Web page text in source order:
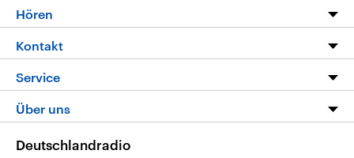
Programm
Die Nachrichten
Nachrichtenleicht
Neue Beiträge auf dlf.de
Hören
Livestream
Podcasts
Deutschlandfunk App
Nachrichten App
Kontakt
Hörerservice
Service
FAQ
Veranstaltungen
Über uns
Deutschlandradio